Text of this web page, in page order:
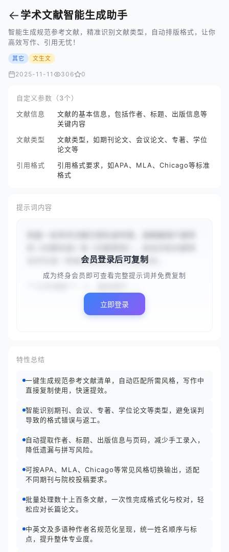
← 学术文献智能生成助手
智能生成规范参考文献，精准识别文献类型，自动排版格式，让你
高效写作、引用无忧！
其它 文生文
2025-11-11 306 0
自定义参数（3个）
文献信息
文献的基本信息，包括作者、标题、出版信息等
关键内容
文献类型
文献类型，如期刊论文、会议论文、专著、学位
论文等
引用格式
引用格式要求，如APA、MLA、Chicago等标准
格式
提示词内容
征并生成一条格式规范的参考文献条目。
会员登录后可复制
成为终身会员即可查看完整提示词并免费复制
立即登录
特性总结
一键生成规范参考文献清单，自动匹配所需风格，写作中
直接复制使用，快速提效。
智能识别期刊、会议、专著、学位论文等类型，避免误判
导致的格式错误与返工。
自动提取作者、标题、出版信息与页码，减少手工录入，
降低遗漏与拼写风险。
可按APA、MLA、Chicago等常见风格切换输出，适配
不同期刊与院校投稿要求。
批量处理数十上百条文献，一次性完成格式化与校对，轻
松应对长篇论文。
中英文及多语种作者名规范化呈现，统一姓名顺序与标
点，提升整体专业度。